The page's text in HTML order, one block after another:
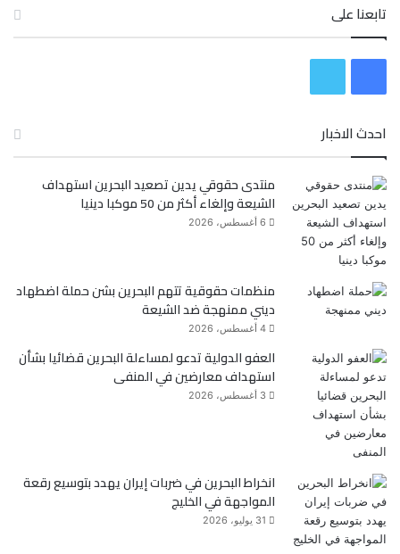
تابعنا على
ب
و
ك
ت
ر
احدث الاخبار
منتدى حقوقي يدين تصعيد البحرين استهداف
الشيعة وإلغاء أكثر من 50 موكبا دينيا
6 أغسطس، 2026
منظمات حقوقية تتهم البحرين بشن حملة اضطهاد
ديني ممنهجة ضد الشيعة
4 أغسطس، 2026
العفو الدولية تدعو لمساءلة البحرين قضائيا بشأن
استهداف معارضين في المنفى
3 أغسطس، 2026
انخراط البحرين في ضربات إيران يهدد بتوسيع رقعة
المواجهة في الخليج
31 يوليو، 2026